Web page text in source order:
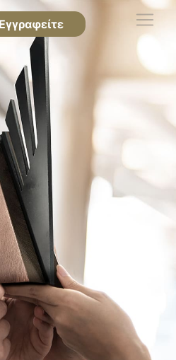
Εγγραφείτε